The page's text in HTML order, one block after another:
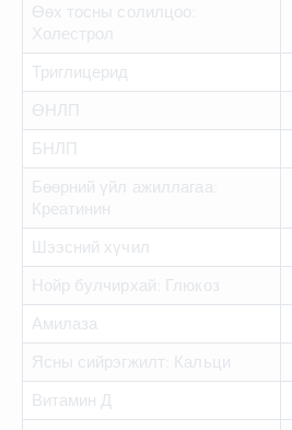
Өөх тосны солилцоо:
Холестрол
Триглицерид
ӨНЛП
БНЛП
Бөөрний үйл ажиллагаа:
Креатинин
Шээсний хүчил
Нойр булчирхай: Глюкоз
Амилаза
Ясны сийрэгжилт: Кальци
Витамин Д